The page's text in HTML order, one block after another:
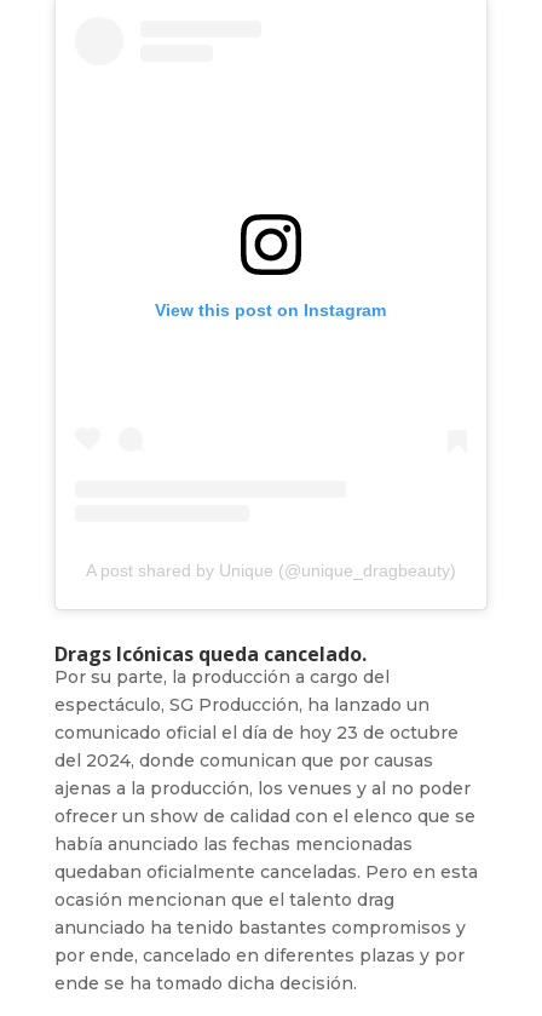
View this post on Instagram
A post shared by Unique (@unique_dragbeauty)
Drags Icónicas queda cancelado.
Por su parte, la producción a cargo del
espectáculo, SG Producción, ha lanzado un
comunicado oficial el día de hoy 23 de octubre
del 2024, donde comunican que por causas
ajenas a la producción, los venues y al no poder
ofrecer un show de calidad con el elenco que se
había anunciado las fechas mencionadas
quedaban oficialmente canceladas. Pero en esta
ocasión mencionan que el talento drag
anunciado ha tenido bastantes compromisos y
por ende, cancelado en diferentes plazas y por
ende se ha tomado dicha decisión.